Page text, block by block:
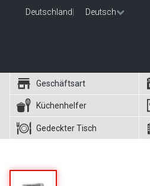
Deutschland Deutsch
Geschäftsart
Küchenhelfer
Gedeckter Tisch